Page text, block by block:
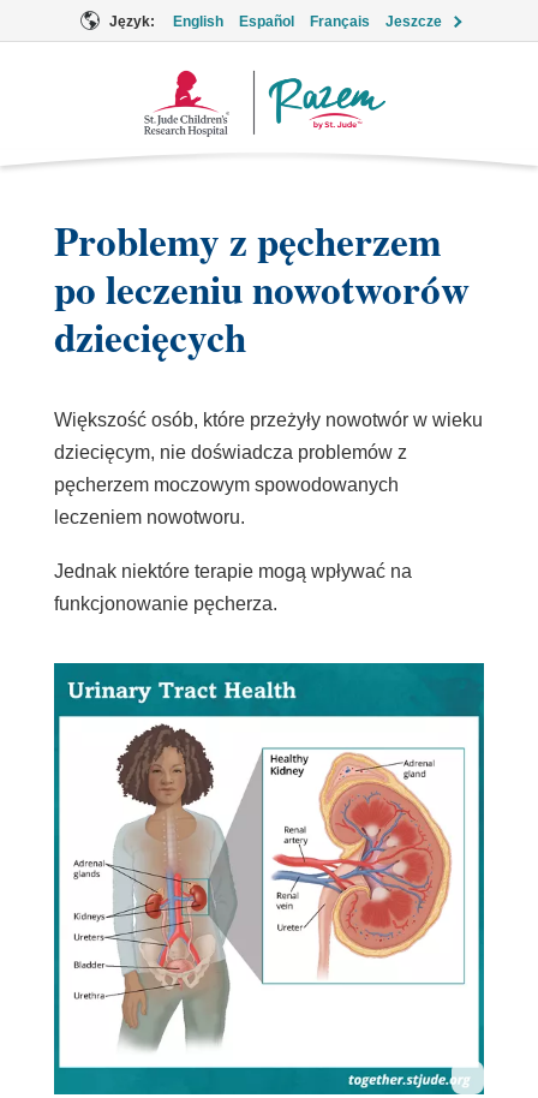
Język: English Español Français Jeszcze
Logo
Problemy z pęcherzem
po leczeniu nowotworów
dziecięcych
Większość osób, które przeżyły nowotwór w wieku
dziecięcym, nie doświadcza problemów z
pęcherzem moczowym spowodowanych
leczeniem nowotworu.
Jednak niektóre terapie mogą wpływać na
funkcjonowanie pęcherza.